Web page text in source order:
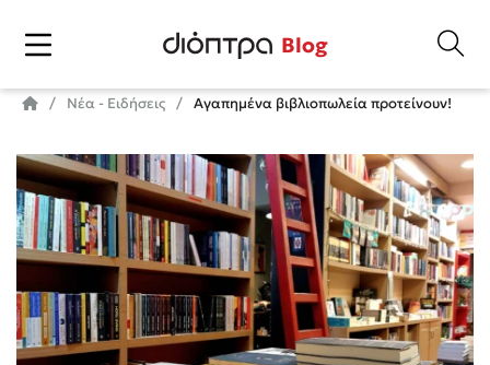
Blog
Νέα - Ειδήσεις Αγαπημένα βιβλιοπωλεία προτείνουν!